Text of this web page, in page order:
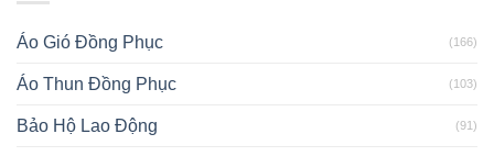
Áo Gió Đồng Phục (166)
Áo Thun Đồng Phục (103)
Bảo Hộ Lao Động (91)